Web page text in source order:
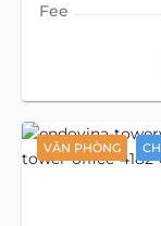
Fee
VĂN PHÒNG